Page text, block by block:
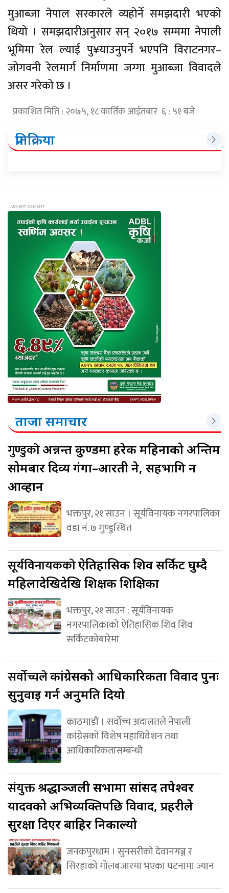
मुआब्जा नेपाल सरकारले व्यहोर्ने समझदारी भएको
थियो । समझदारीअनुसार सन् २०१७ सम्ममा नेपाली
भूमिमा रेल ल्याई पु¥याउनुपर्ने भएपनि विराटनगर–
जोगवनी रेलमार्ग निर्माणमा जग्गा मुआब्जा विवादले
असर गरेको छ ।
प्रकाशित मिति : २०७५, १८ कार्तिक आईतबार ६ : ५१ बजे
प्रतिक्रिया
ताजा समाचार
गुण्डुकोअन्नन्त कुण्डमा हरेक महिनाको अन्तिम
सोमबार दिव्य गंगा–आरती हुने, सहभागि हुन
आव्हान
भक्तपुर, २१ साउन । सूर्यविनायक नगरपालिका
वडा नं. ७ गुण्डुस्थित
सूर्यविनायककोऐतिहासिक शिव सर्किट घुम्दै
महिलादेखिदेखि शिक्षक शिक्षिका
भक्तपुर, २१ साउन : सूर्यविनायक
नगरपालिकाको ऐतिहासिक शिव शिव
सर्किटकोबारेमा
सर्वोच्चलेकांग्रेसको आधिकारिकता विवाद पुनः
सुनुवाइ गर्न अनुमति दियो
काठमाडौं । सर्वोच्च अदालतले नेपाली
कांग्रेसको विशेष महाधिवेशन तथा
आधिकारिकतासम्बन्धी
संयुक्तश्रद्धाञ्जली सभामा सांसद तपेश्वर
यादवको अभिव्यक्तिपछि विवाद, प्रहरीले
सुरक्षा दिएर बाहिर निकाल्यो
जनकपुरधाम । सुनसरीको देवानगञ्ज र
सिरहाको गोलबजारमा भएका घटनामा ज्यान